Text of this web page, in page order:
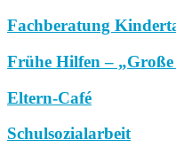
Fachberatung
Frühe Hilfen –
Eltern-Café
Schulsozialarbeit